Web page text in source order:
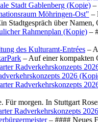
Stadt Gablenberg (Kopie) –
Möhringen-Ost" –
Stadtgespräch über
Rahmenplan (Kopie) –
des Kulturamt-Entrées –
– Auf einer kompakten
Radverkehrskonzepts
2026
Radverkehrskonzepts
Für morgen. In Stuttgart
Radverkehrskonzepts
– #### Neues